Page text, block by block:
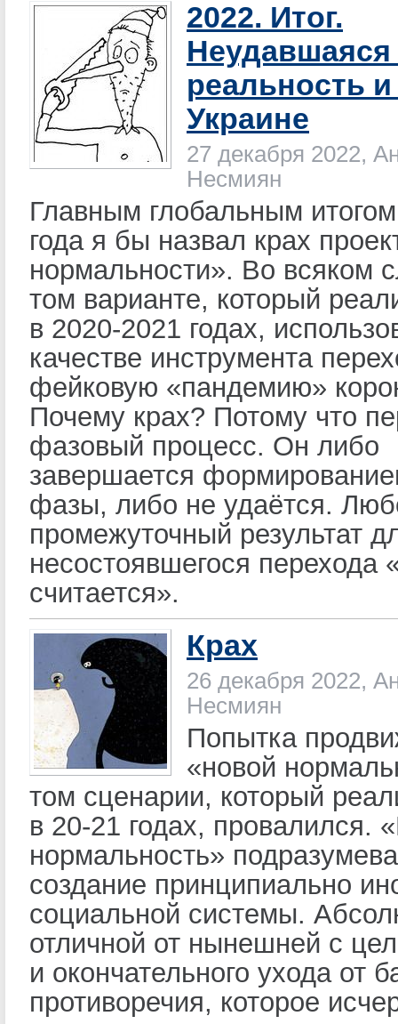
2022. Итог.
Неудавшаяся
реальность
Украине
27 декабря 2022,
Несмиян
Главным глобальным
года я бы назвал крах
нормальности». Во всяком
том варианте, который
в 2020-2021 годах,
качестве инструмента
фейковую «пандемию»
Почему крах? Потому что
фазовый процесс. Он либо
завершается
фазы, либо не удаётся.
промежуточный результат
несостоявшегося перехода
считается».
Крах
26 декабря 2022,
Несмиян
Попытка
«новой
том сценарии, который
в 20-21 годах, провалился.
нормальность»
создание принципиально
социальной системы.
отличной от нынешней с
и окончательного ухода от
противоречия, которое